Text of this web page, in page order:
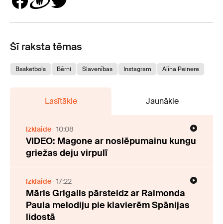
Šī raksta tēmas
Basketbols Bērni Slavenības Instagram Alīna Peinere
Lasītākie Jaunākie
Izklaide 10:08
VIDEO: Magone ar noslēpumainu kungu
griežas deju virpulī
Izklaide 17:22
Māris Grigalis pārsteidz ar Raimonda
Paula melodiju pie klavierēm Spānijas
lidostā